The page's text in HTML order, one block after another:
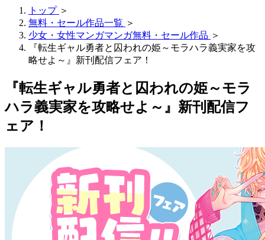
トップ ＞
無料・セール作品一覧 ＞
少女・女性マンガマンガ無料・セール作品 ＞
『転生ギャル勇者と囚われの姫～モラハラ義実家を攻
略せよ～』新刊配信フェア！
『転生ギャル勇者と囚われの姫～モラ
ハラ義実家を攻略せよ～』新刊配信フ
ェア！